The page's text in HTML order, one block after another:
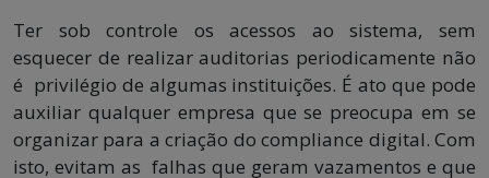
Ter sob controle os acessos ao sistema, sem
esquecer de realizar auditorias periodicamente não
é privilégio de algumas instituições. É ato que pode
auxiliar qualquer empresa que se preocupa em se
organizar para a criação do compliance digital. Com
isto, evitam as falhas que geram vazamentos e que